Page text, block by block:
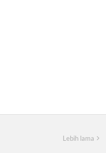
Lebih lama